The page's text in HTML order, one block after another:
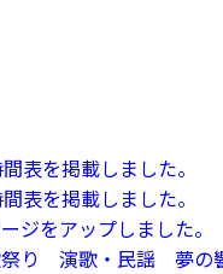
表を掲載しました。
表を掲載しました。
ジをアップしました。
祭り 演歌・民謡 夢の